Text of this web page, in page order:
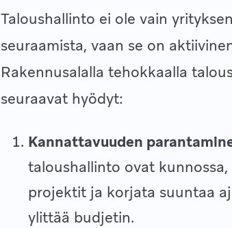
Taloushallinto ei ole vain
seuraamista, vaan se on
Rakennusalalla tehokkaalla
seuraavat hyödyt:
Kannattavuuden
taloushallinto ovat
projektit ja korjata suuntaa
ylittää budjetin.